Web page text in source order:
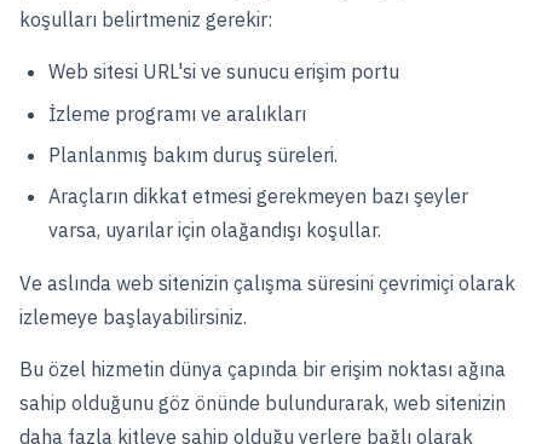
koşulları belirtmeniz gerekir:
Web sitesi URL'si ve sunucu erişim portu
İzleme programı ve aralıkları
Planlanmış bakım duruş süreleri.
Araçların dikkat etmesi gerekmeyen bazı şeyler
varsa, uyarılar için olağandışı koşullar.
Ve aslında web sitenizin çalışma süresini çevrimiçi olarak
izlemeye başlayabilirsiniz.
Bu özel hizmetin dünya çapında bir erişim noktası ağına
sahip olduğunu göz önünde bulundurarak, web sitenizin
daha fazla kitleye sahip olduğu yerlere bağlı olarak